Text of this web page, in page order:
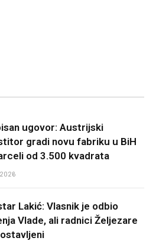
ugovor: Austrijski
gradi novu fabriku u BiH
od 3.500 kvadrata
Lakić: Vlasnik je odbio
Vlade, ali radnici Željezare